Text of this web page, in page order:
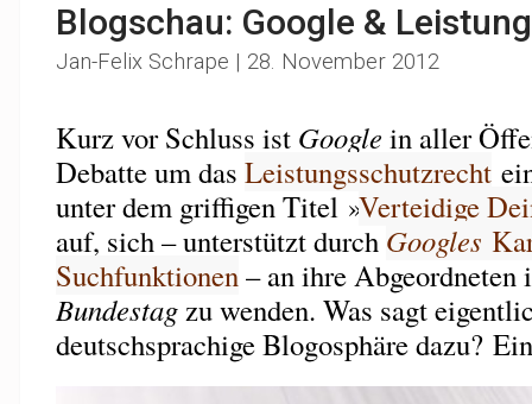
Blogschau: Google &
Jan-Felix Schrape | 28. November 2012
Kurz vor Schluss ist Google in aller
Debatte um das Leistungsschutzrecht
unter dem griffigen Titel »Verteidige
auf, sich – unterstützt durch Googles
Suchfunktionen– an ihre
Bundestagzu wenden. Was sagt
deutschsprachige Blogosphäre dazu?